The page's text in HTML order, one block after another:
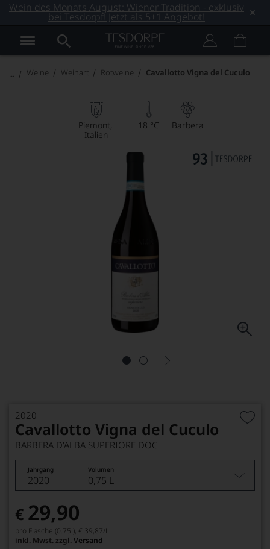
Wein des Monats August: Wiener Tradition - exklusiv
bei Tesdorpf! Jetzt als 5+1 Angebot!
Weine Weinart Rotweine Cavallotto Vigna del Cuculo
Piemont
Italien
18 °C Barbera
2020
Cavallotto Vigna del Cuculo
BARBERA D'ALBA SUPERIORE DOC
Jahrgang Volumen
2020 0,75 L
€ 29,90
pro Flasche (0.75l), € 39,87/L
inkl. Mwst. zzgl. Versand